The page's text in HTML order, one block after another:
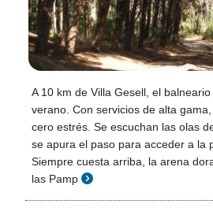
A 10 km de Villa Gesell, el
verano. Con servicios de alta
cero estrés. Se escuchan las olas
se apura el paso para acceder a la
Siempre cuesta arriba, la arena
las Pamp